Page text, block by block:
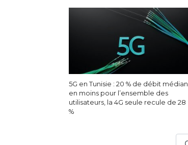
5G en Tunisie : 20 % de débit médian
en moins pour l’ensemble des
utilisateurs, la 4G seule recule de 28
%